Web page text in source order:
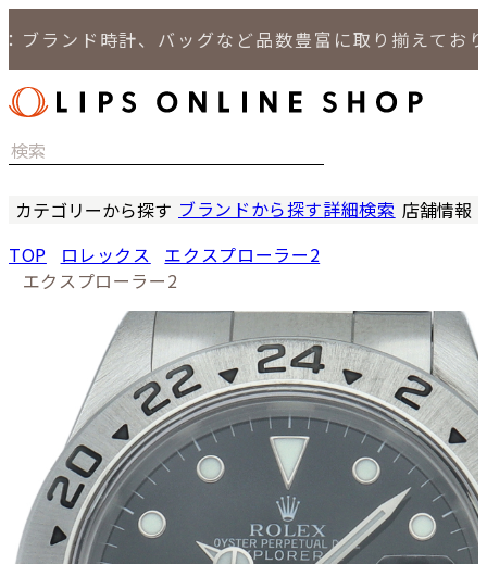
ランド時計、バッグなど品数豊富に取り揃えており
カテゴリーから探す
バッグ
小物
ブランドから探す詳細検索 店舗情報
LIPS 札
LIPS 通信
TOP ロレックス
エクスプローラー2
エクスプローラー2